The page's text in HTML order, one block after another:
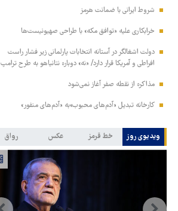
شروط ایرانی با ضمانت هرمز
خرابکاری علیه «توافق مکه» با طراحی صهیونیست‌ها
دولت اشغالگر در آستانه انتخابات پارلمانی زیر فشار راست
افراطی و آمریکا قرار دارد/ «نه» دوباره نتانیاهو به طرح ترامپ
مذاکره از نقطه صفر آغاز نمی‌شود
کارخانه تبدیل «آدم‌های محبوب»به «آدم‌های منفور»
ویدیوی روز خط قرمز عکس رواق